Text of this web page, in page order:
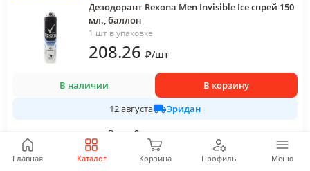
Главная Каталог Корзина Профиль Меню
Дезодорант Rexona Men Invisible Ice спрей 150
мл., баллон
1 шт в упаковке
208.26 ₽/шт
В наличии
В корзину
12 августа
Эридан
Всего2предложения
-13% Возврат НДС